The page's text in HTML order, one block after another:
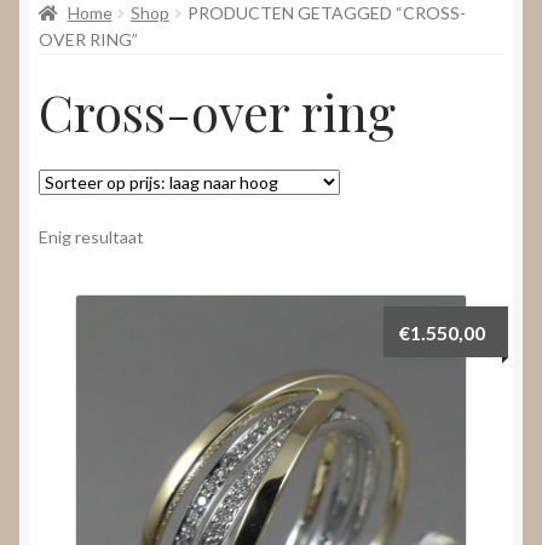
WebShop
Over
Nieuws
Video’s
Home Shop
PRODUCTEN GETAGGED “CROSS-
OVER RING”
Cross-over ring
Enig resultaat
€1.550,00